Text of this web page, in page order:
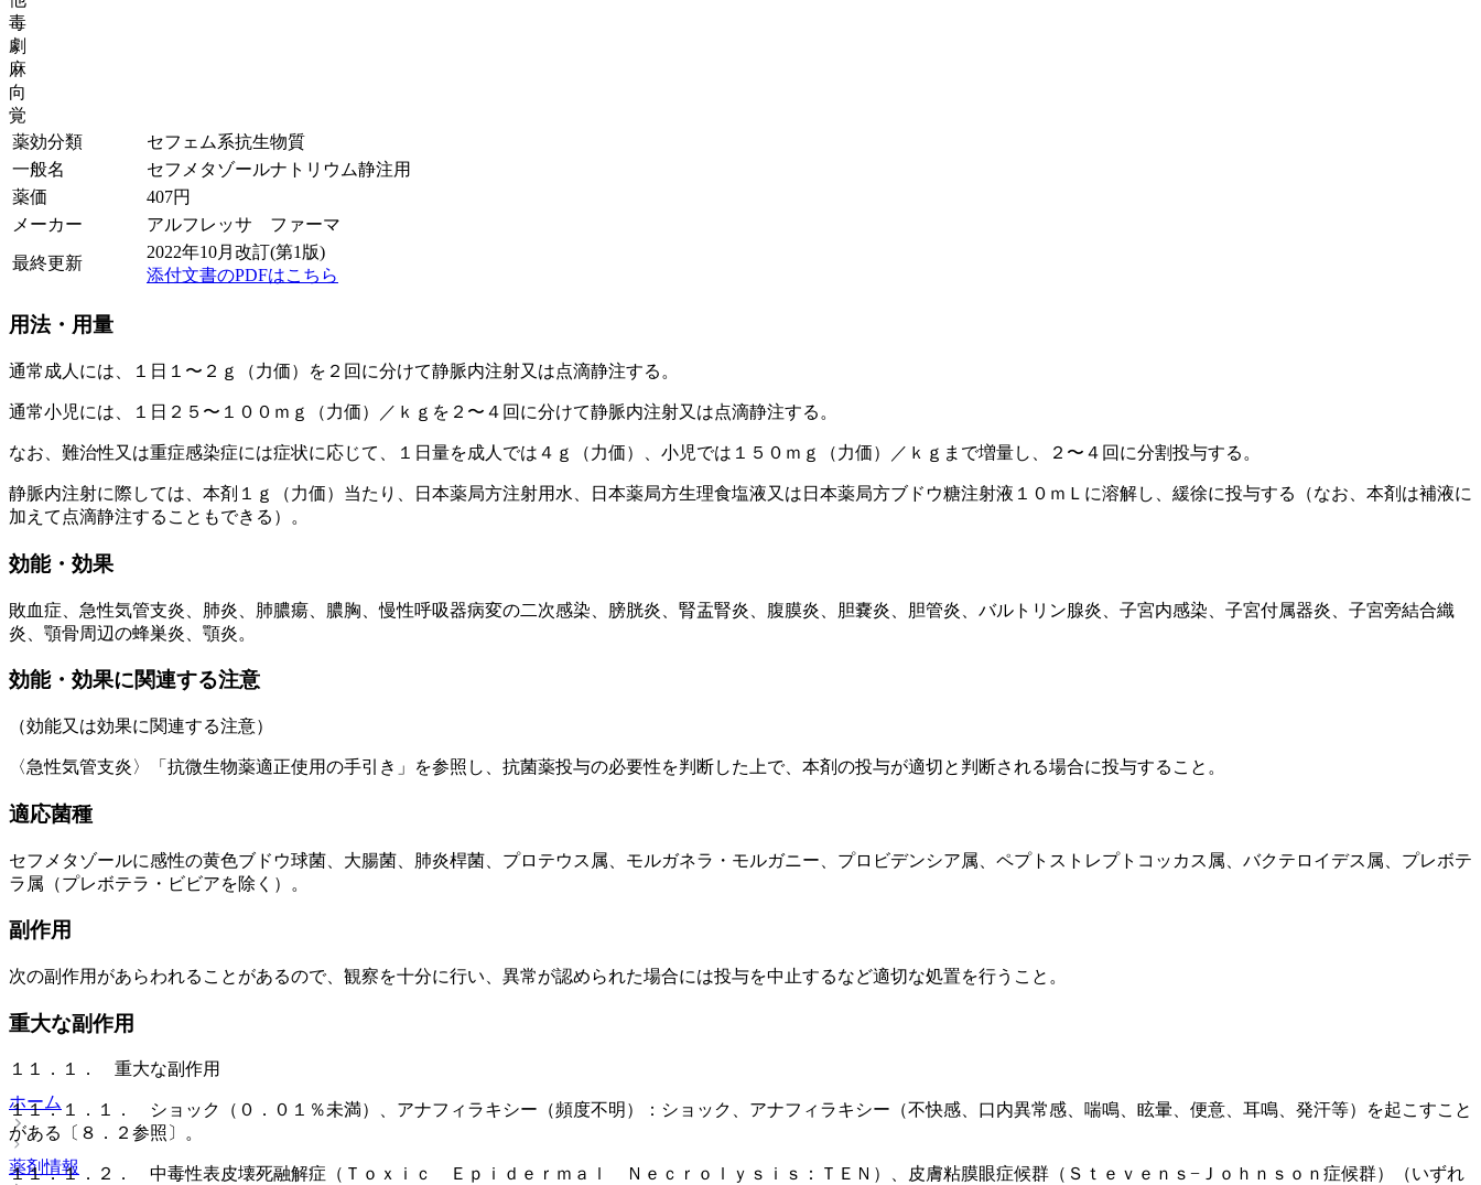
毒
劇
麻
向
覚
薬効分類
セフェム系抗生物質
一般名
セフメタゾールナトリウム静注用
薬価
407円
メーカー
アルフレッサ ファーマ
最終更新
2022年10月改訂(第1版)
添付文書のPDFはこちら
用法・用量
通常成人には、１日１〜２ｇ（力価）を２回に分けて静脈内注射又は点滴静注する。
通常小児には、１日２５〜１００ｍｇ（力価）／ｋｇを２〜４回に分けて静脈内注射又は点滴静注する。
なお、難治性又は重症感染症には症状に応じて、１日量を成人では４ｇ（力価）、小児では１５０ｍｇ（力価）／ｋｇまで増量し、２〜４回に分割投与する。
静脈内注射に際しては、本剤１ｇ（力価）当たり、日本薬局方注射用水、日本薬局方生理食塩液又は日本薬局方ブドウ糖注射液１０ｍＬに溶解し、緩徐に投与する（なお、本剤は補液に
加えて点滴静注することもできる）。
効能・効果
敗血症、急性気管支炎、肺炎、肺膿瘍、膿胸、慢性呼吸器病変の二次感染、膀胱炎、腎盂腎炎、腹膜炎、胆嚢炎、胆管炎、バルトリン腺炎、子宮内感染、子宮付属器炎、子宮旁結合織
炎、顎骨周辺の蜂巣炎、顎炎。
効能・効果に関連する注意
（効能又は効果に関連する注意）
〈急性気管支炎〉「抗微生物薬適正使用の手引き」を参照し、抗菌薬投与の必要性を判断した上で、本剤の投与が適切と判断される場合に投与すること。
適応菌種
セフメタゾールに感性の黄色ブドウ球菌、大腸菌、肺炎桿菌、プロテウス属、モルガネラ・モルガニー、プロビデンシア属、ペプトストレプトコッカス属、バクテロイデス属、プレボテ
ラ属（プレボテラ・ビビアを除く）。
副作用
次の副作用があらわれることがあるので、観察を十分に行い、異常が認められた場合には投与を中止するなど適切な処置を行うこと。
重大な副作用
１１．１． 重大な副作用
１１．１．１． ショック（０．０１％未満）、アナフィラキシー（頻度不明）：ショック、アナフィラキシー（不快感、口内異常感、喘鳴、眩暈、便意、耳鳴、発汗等）を起こすこと
がある〔８．２参照〕。
１１．１．２． 中毒性表皮壊死融解症（Ｔｏｘｉｃ Ｅｐｉｄｅｒｍａｌ Ｎｅｃｒｏｌｙｓｉｓ：ＴＥＮ）、皮膚粘膜眼症候群（Ｓｔｅｖｅｎｓ−Ｊｏｈｎｓｏｎ症候群）（いずれ
ホーム
薬剤情報